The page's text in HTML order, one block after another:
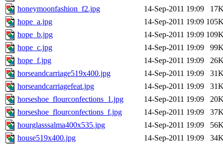
honeymoonfashion_f2.jpg
14-Sep-2011 19:09
hope_a.jpg
14-Sep-2011 19:09
hope_b.jpg
14-Sep-2011 19:09
hope_c.jpg
14-Sep-2011 19:09
hope_f.jpg
14-Sep-2011 19:09
horseandcarriage519x400.jpg
14-Sep-2011 19:09
horseandcarriagefeat.jpg
14-Sep-2011 19:09
horseshoe_flourconfections_1.jpg
14-Sep-2011 19:09
horseshoe_flourconfections_f.jpg
14-Sep-2011 19:09
hourglasssalma400x535.jpg
14-Sep-2011 19:09
house519x400.jpg
14-Sep-2011 19:09